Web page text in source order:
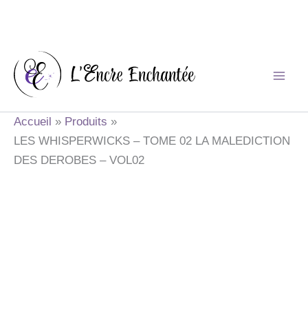
contenu
Accueil
Produits
LES WHISPERWICKS – TOME 02 LA MALEDICTION
DES DEROBES – VOL02